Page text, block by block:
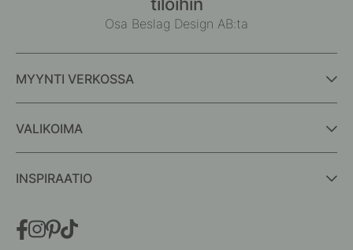
Osa Beslag Design AB:ta
MYYNTI VERKOSSA
VALIKOIMA
INSPIRAATIO